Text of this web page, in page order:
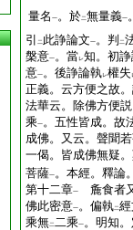
量名 一。於二無量義一
引
二 此諍論文一。判 二
槃意一。當レ知。初
意一。後諍論執レ權失
正義。云方便之故
法華云。除佛方便
乘一。五性皆成。故
成佛。又云。聲聞
一偈。皆成佛無疑
菩薩一。本經。釋論
第十二章一
麁食者
佛此密意一。偏執二
乘無二二乘一。明知